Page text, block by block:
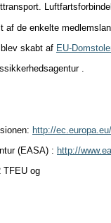
af de enkelte
skabt af EU-
.
http://
(EASA) : http://
TFEU og